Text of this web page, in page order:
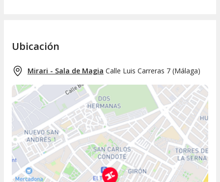
Ubicación
Mirari - Sala de Magia Calle Luis Carreras 7 (Málaga)